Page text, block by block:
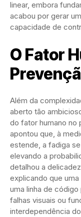
linear, embora
acabou por gerar
capacidade de
O Fator
Além da
aberto tão
do fator humano no
apontou que, à
estende, a fadiga
elevando a
detalhou a
explicando que
uma linha de
falhas visuais ou
interdependência